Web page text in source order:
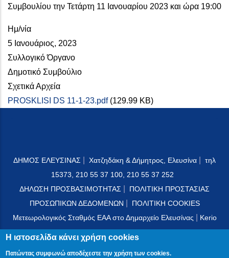
Συμβουλίου την Τετάρτη 11 Ιανουαρίου 2023 και ώρα 19:00
Ημ/νία
5 Ιανουάριος, 2023
Συλλογικό Όργανο
Δημοτικό Συμβούλιο
Σχετικά Αρχεία
PROSKLISI DS 11-1-23.pdf (129.99 KB)
ΔΗΜΟΣ ΕΛΕΥΣΙΝΑΣ Χατζηδάκη & Δήμητρος, Ελευσίνα
τηλ
15373, 210 55 37 100, 210 55 37 252
ΔΗΛΩΣΗ ΠΡΟΣΒΑΣΙΜΟΤΗΤΑΣ
ΠΟΛΙΤΙΚΗ ΠΡΟΣΤΑΣΙΑΣ
ΠΡΟΣΩΠΙΚΩΝ ΔΕΔΟΜΕΝΩΝ
ΠΟΛΙΤΙΚΗ COOKIES
Μετεωρολογικός Σταθμός ΕΑΑ στο Δημαρχείο Ελευσίνας
Kerio
Mail Server
Η ιστοσελίδα κάνει χρήση cookies
Πατώντας συμφωνώ αποδέχεστε την χρήση των cookies.